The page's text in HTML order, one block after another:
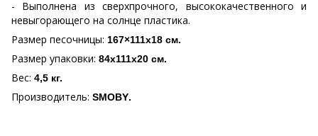
- Выполнена из сверхпрочного, высококачественного и
невыгорающего на солнце пластика.
Размер песочницы: 167×111х18 см.
Размер упаковки: 84х111х20 см.
Вес: 4,5 кг.
Производитель: SMOBY.